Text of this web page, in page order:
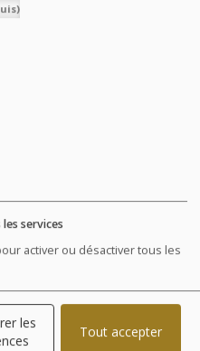
sur 7 et 24h/24
à mobilité réduite
conditions)
CHAMBRES
ici, après avoir
services
activer ou désactiver tous les
les
Tout accepter